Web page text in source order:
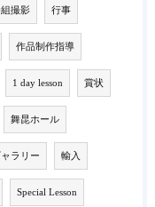
撮影 行事
作品制作指導
1 day lesson 賞状
舞昆ホール
ラリー 輸入
Special Lesson